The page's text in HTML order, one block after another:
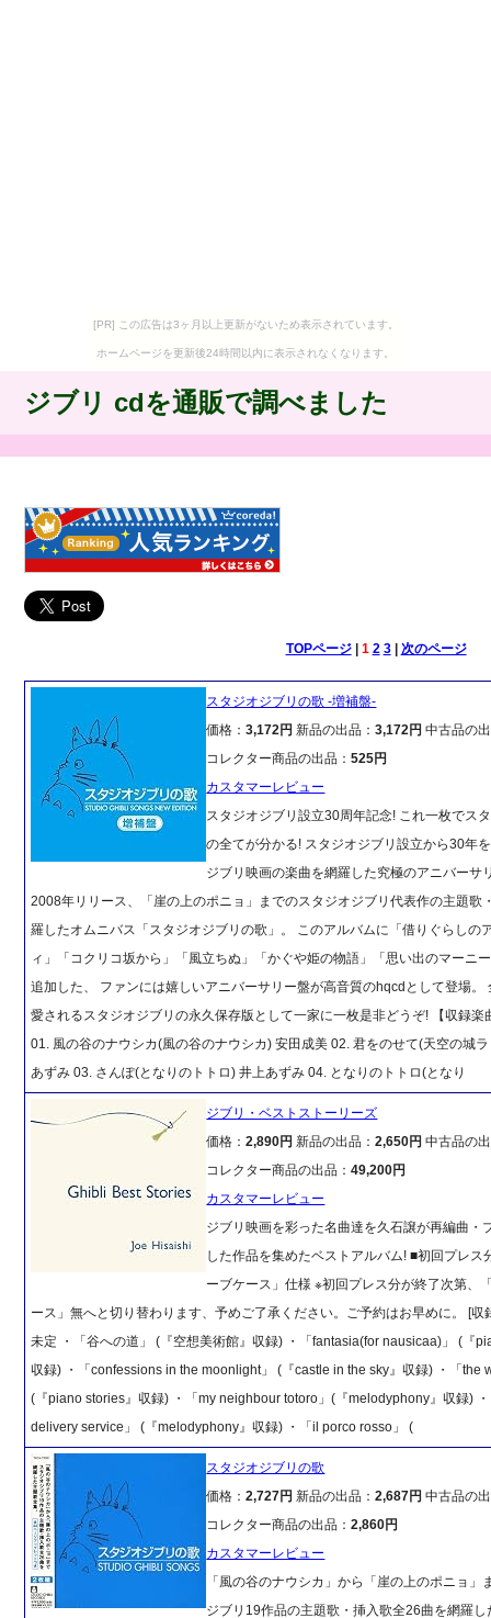
[PR] この広告は3ヶ月以上更新がないため表示されています。
ホームページを更新後24時間以内に表示されなくなります。
ジブリ cdを通販で調べました
TOPページ| 1 2 3| 次のページ
スタジオジブリの歌 -増補盤-
価格：3,172円新品の出品：3,172円 中古品の
コレクター商品の出品：525円
カスタマーレビュー
スタジオジブリ設立30周年記念! これ一枚でス
の全てが分かる! スタジオジブリ設立から30年
ジブリ映画の楽曲を網羅した究極のアニバーサ
2008年リリース、「崖の上のポニョ」までのスタジオジブリ代表作の主題歌
羅したオムニバス「スタジオジブリの歌」。 このアルバムに「借りぐらしの
ィ」「コクリコ坂から」「風立ちぬ」「かぐや姫の物語」「思い出のマーニ
追加した、 ファンには嬉しいアニバーサリー盤が高音質のhqcdとして登場。
愛されるスタジオジブリの永久保存版として一家に一枚是非どうぞ! 【収録楽
01. 風の谷のナウシカ(風の谷のナウシカ) 安田成美 02. 君をのせて(天空の城
あずみ 03. さんぽ(となりのトトロ) 井上あずみ 04. となりのトトロ(となり
ジブリ・ベストストーリーズ
価格：2,890円新品の出品：2,650円 中古品の
コレクター商品の出品：49,200円
カスタマーレビュー
ジブリ映画を彩った名曲達を久石譲が再編曲・
した作品を集めたベストアルバム! ■初回プレス
ーブケース」仕様 ※初回プレス分が終了次第、
ース」無へと切り替わります、予めご了承ください。ご予約はお早めに。 [収
未定 ・「谷への道」 (『空想美術館』収録) ・「fantasia(for nausicaa)」 (『
収録) ・「confessions in the moonlight」 (『castle in the sky』収録) ・「the
(『piano stories』収録) ・「my neighbour totoro」(『melodyphony』収録)
delivery service」 (『melodyphony』収録) ・「il porco rosso」 (
スタジオジブリの歌
価格：2,727円新品の出品：2,687円 中古品の
コレクター商品の出品：2,860円
カスタマーレビュー
「風の谷のナウシカ」から「崖の上のポニョ」
ジブリ19作品の主題歌・挿入歌全26曲を網羅し